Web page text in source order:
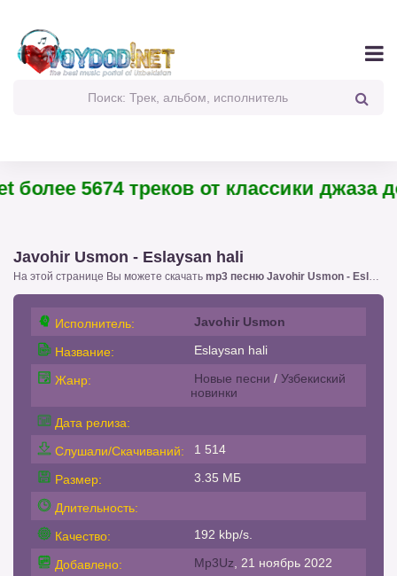
5674 треков от классики джаза
Javohir Usmon - Eslaysan hali
На этой странице Вы можете скачать mp3 песню Javohir Usmon - Eslaysan hali
Исполнитель: Javohir Usmon
Название: Eslaysan hali
Жанр: Новые песни / Узбекиский
новинки
Дата релиза:
Слушали/Скачиваний:
1 514
Размер: 3.35 МБ
Длительность:
Качество:
192 kbp/s.
Добавлено: Mp3Uz , 21 ноябрь 2022